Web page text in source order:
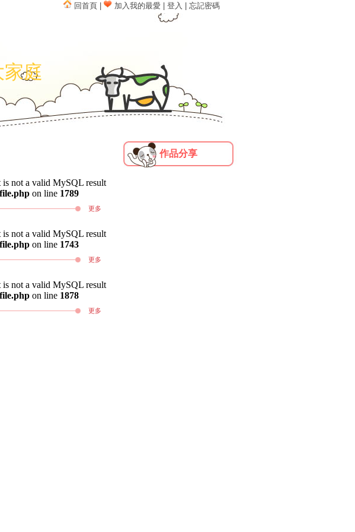
回首頁 | 加入我的最愛 |登入 |忘記密碼
庭
a valid MySQL result resource in/home/httpd/html/special/
is not a valid MySQL result
on line 1789
更多
is not a valid MySQL result
on line 1743
更多
is not a valid MySQL result
on line 1878
更多
作品分享